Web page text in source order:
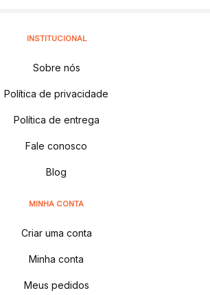
INSTITUCIONAL
Sobre nós
Política de privacidade
Política de entrega
Fale conosco
Blog
MINHA CONTA
Criar uma conta
Minha conta
Meus pedidos